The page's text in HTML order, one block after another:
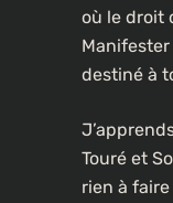
où le droit
destiné à
Touré et
rien à